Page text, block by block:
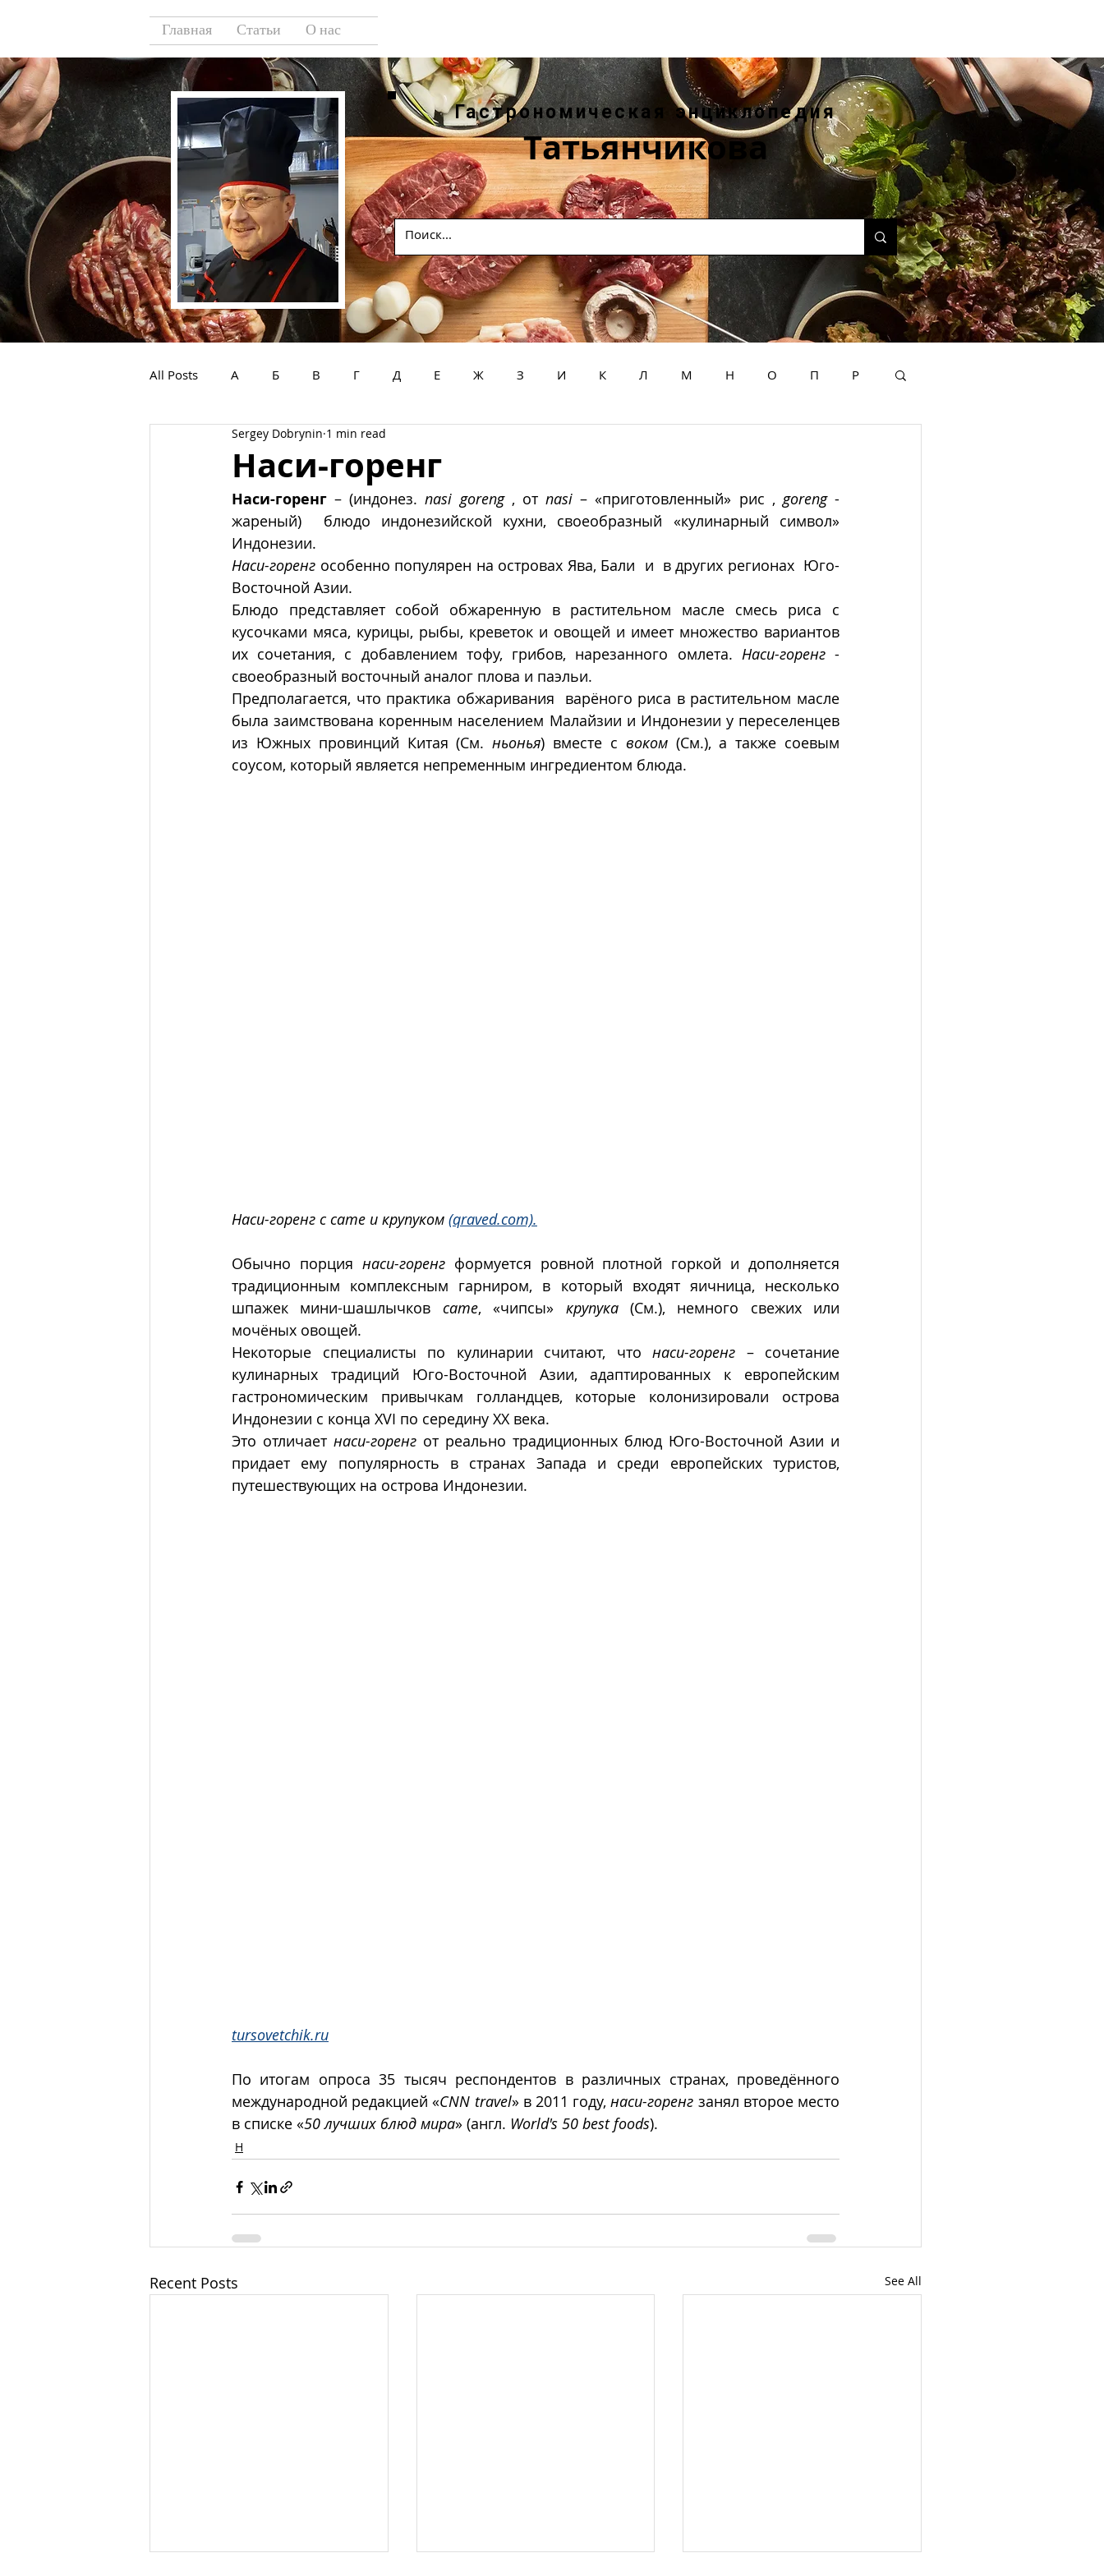
Главная Статьи О нас
Гастрономическая энциклопедия
Татьянчикова
All Posts А Б В Г Д Е Ж З И К Л М Н О П Р
У Ф Х
Наси-горенг
Sergey Dobrynin 1 min read
Наси-горенг – (индонез. nasi goreng , от nasi – «приготовленный» рис , goreng -
жареный)  блюдо индонезийской кухни, своеобразный «кулинарный символ»
Индонезии.
Наси-горенг особенно популярен на островах Ява, Бали  и  в других регионах  Юго-
Восточной Азии.
Блюдо представляет собой обжаренную в растительном масле смесь риса с
кусочками мяса, курицы, рыбы, креветок и овощей и имеет множество вариантов
их сочетания, с добавлением тофу, грибов, нарезанного омлета. Наси-горенг -
своеобразный восточный аналог плова и паэльи.
Предполагается, что практика обжаривания  варёного риса в растительном масле
была заимствована коренным населением Малайзии и Индонезии у переселенцев
из Южных провинций Китая (См. ньонья) вместе с воком (См.), а также соевым
соусом, который является непременным ингредиентом блюда.
Наси-горенг с сате и крупуком (qraved.com).
Обычно порция наси-горенг формуется ровной плотной горкой и дополняется
традиционным комплексным гарниром, в который входят яичница, несколько
шпажек мини-шашлычков сате, «чипсы» крупука (См.), немного свежих или
мочёных овощей.
Некоторые специалисты по кулинарии считают, что наси-горенг – сочетание
кулинарных традиций Юго-Восточной Азии, адаптированных к европейским
гастрономическим привычкам голландцев, которые колонизировали острова
Индонезии с конца XVI по середину XX века.
Это отличает наси-горенг от реально традиционных блюд Юго-Восточной Азии и
придает ему популярность в странах Запада и среди европейских туристов,
путешествующих на острова Индонезии.
tursovetchik.ru
По итогам опроса 35 тысяч респондентов в различных странах, проведённого
международной редакцией «CNN travel» в 2011 году, наси-горенг занял второе место
в списке «50 лучших блюд мира» (англ. World's 50 best foods).
Н
Recent Posts See All